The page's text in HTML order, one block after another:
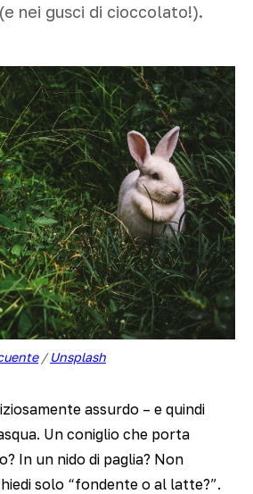
nei gusci di cioccolato!).
/ Unsplash
assurdo – e quindi
Un coniglio che porta
In un nido di paglia? Non
solo “fondente o al latte?”.